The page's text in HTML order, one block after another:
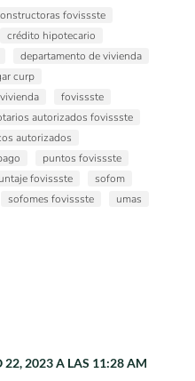
fovissste
crédito hipotecario
departamento de vivienda
curp
fovissste
autorizados fovissste
autorizados
puntos fovissste
fovissste
sofom
sofomes fovissste
umas
22, 2023 A LAS 11:28 AM